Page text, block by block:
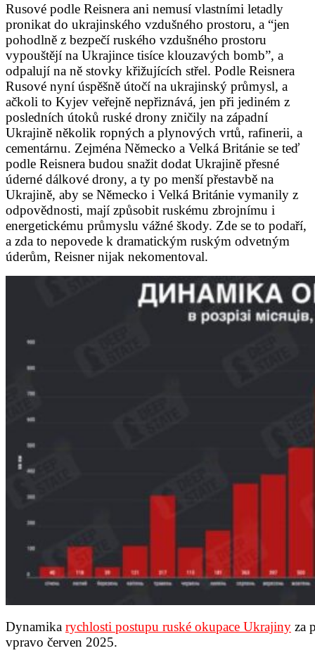
Rusové podle Reisnera ani nemusí vlastními letadly
pronikat do ukrajinského vzdušného prostoru, a “jen
pohodlně z bezpečí ruského vzdušného prostoru
vypouštějí na Ukrajince tisíce klouzavých bomb”, a
odpalují na ně stovky křižujících střel. Podle Reisnera
Rusové nyní úspěšně útočí na ukrajinský průmysl, a
ačkoli to Kyjev veřejně nepřiznává, jen při jediném z
posledních útoků ruské drony zničily na západní
Ukrajině několik ropných a plynových vrtů, rafinerii, a
cementárnu. Zejména Německo a Velká Británie se teď
podle Reisnera budou snažit dodat Ukrajině přesné
úderné dálkové drony, a ty po menší přestavbě na
Ukrajině, aby se Německo i Velká Británie vymanily z
odpovědnosti, mají způsobit ruskému zbrojnímu i
energetickému průmyslu vážné škody. Zde se to podaří,
a zda to nepovede k dramatickým ruským odvetným
úderům, Reisner nijak nekomentoval.
Dynamika rychlosti postupu ruské okupace Ukrajiny za
vpravo červen 2025.